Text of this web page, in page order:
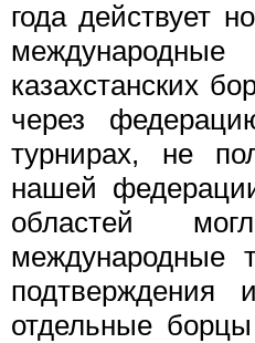
года действует
казахстанских
через
турнирах, не
нашей
областей
международные
отдельные